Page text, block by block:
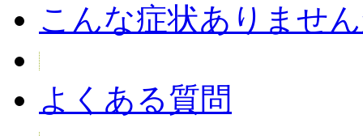
こんな症状ありませ
よくある質問